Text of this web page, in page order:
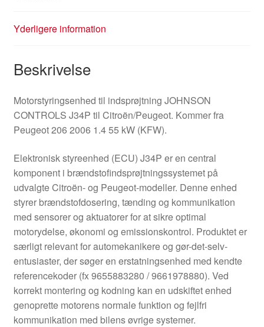
Yderligere information
Beskrivelse
Motorstyringsenhed til indsprøjtning JOHNSON
CONTROLS J34P til Citroën/Peugeot. Kommer fra
Peugeot 206 2006 1.4 55 kW (KFW).
Elektronisk styreenhed (ECU) J34P er en central
komponent i brændstofindsprøjtningssystemet på
udvalgte Citroën- og Peugeot-modeller. Denne enhed
styrer brændstofdosering, tænding og kommunikation
med sensorer og aktuatorer for at sikre optimal
motorydelse, økonomi og emissionskontrol. Produktet er
særligt relevant for automekanikere og gør-det-selv-
entusiaster, der søger en erstatningsenhed med kendte
referencekoder (fx 9655883280 / 9661978880). Ved
korrekt montering og kodning kan en udskiftet enhed
genoprette motorens normale funktion og fejlfri
kommunikation med bilens øvrige systemer.